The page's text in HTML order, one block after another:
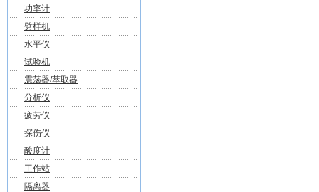
功率计
劈样机
水平仪
试验机
震荡器/萃取器
分析仪
疲劳仪
探伤仪
酸度计
工作站
隔离器